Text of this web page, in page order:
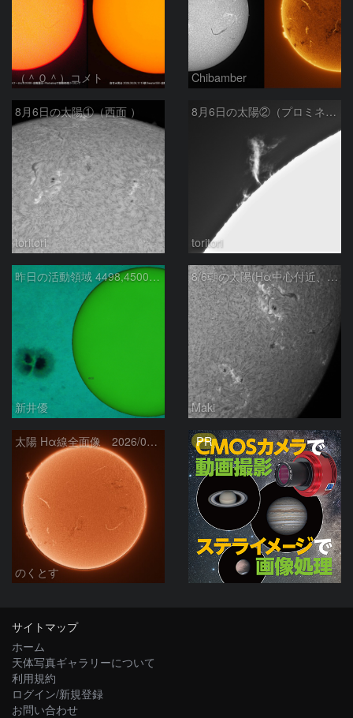
（＾０＾）コメト Chibamber
8月6日の太陽①（西面 ）
toritori
8月6日の太陽②（プロミネン北東縁 ）
toritori
昨日の活動領域 4498,4500：2026/08/05
新井優
8/6朝の太陽(Hα中心付近、4498、4502付近)
Maki
太陽 Hα線全面像 2026/08/06
のくとす
PR
サイトマップ
ホーム
天体写真ギャラリーについて
利用規約
ログイン/新規登録
お問い合わせ